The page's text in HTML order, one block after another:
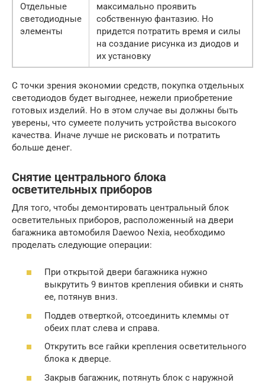
Отдельные
светодиодные
элементы
максимально проявить
собственную фантазию. Но
придется потратить время и силы
на создание рисунка из диодов и
их установку
С точки зрения экономии средств, покупка отдельных
светодиодов будет выгоднее, нежели приобретение
готовых изделий. Но в этом случае вы должны быть
уверены, что сумеете получить устройства высокого
качества. Иначе лучше не рисковать и потратить
больше денег.
Снятие центрального блока
осветительных приборов
Для того, чтобы демонтировать центральный блок
осветительных приборов, расположенный на двери
багажника автомобиля Daewoo Nexia, необходимо
проделать следующие операции:
При открытой двери багажника нужно
выкрутить 9 винтов крепления обивки и снять
ее, потянув вниз.
Поддев отверткой, отсоединить клеммы от
обеих плат слева и справа.
Открутить все гайки крепления осветительного
блока к дверце.
Закрыв багажник, потянуть блок с наружной